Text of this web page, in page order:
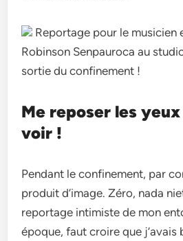
Reportage pour le musicien
Robinson Senpauroca au
sortie du confinement !
Me reposer les
voir !
Pendant le confinement, par
produit d’image. Zéro, nada
reportage intimiste de mon
époque, faut croire que j’avais